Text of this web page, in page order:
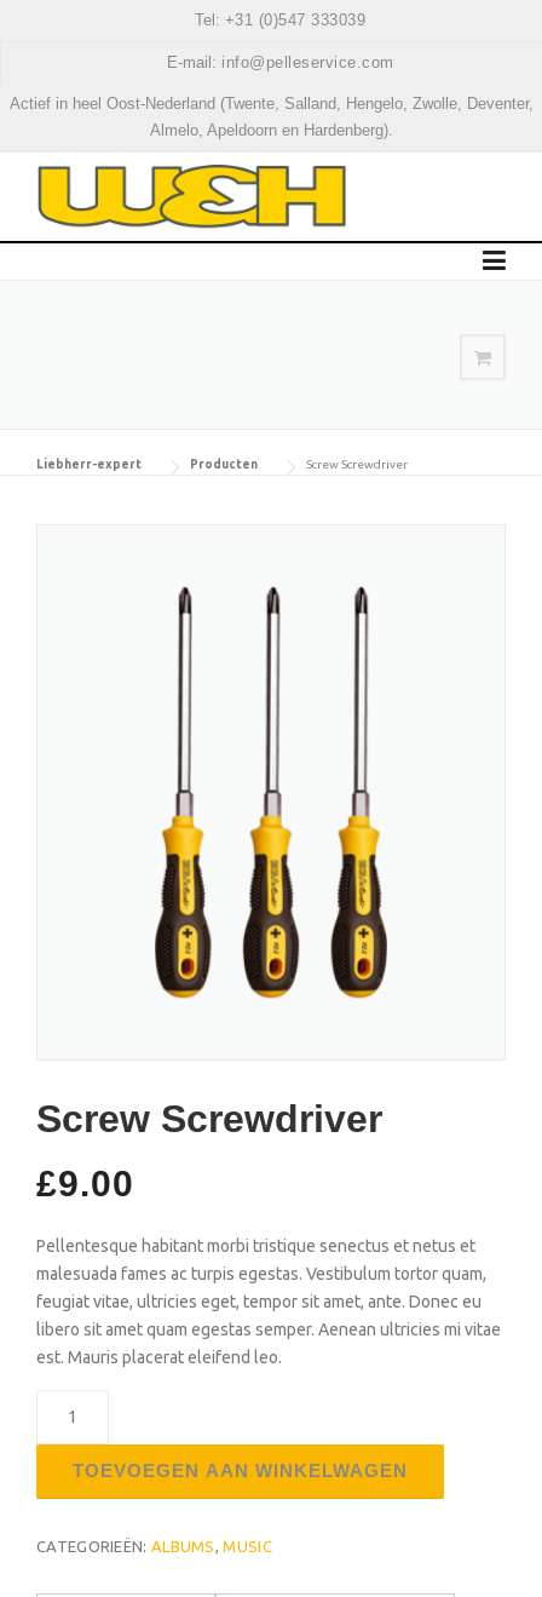
Tel: +31 (0)547 333039
E-mail: info@pelleservice.com
Actief in heel Oost-Nederland (Twente, Salland, Hengelo, Zwolle, Deventer,
Almelo, Apeldoorn en Hardenberg).
Liebherr-expert Producten Screw Screwdriver
Screw Screwdriver
£9.00
Pellentesque habitant morbi tristique senectus et netus et
malesuada fames ac turpis egestas. Vestibulum tortor quam,
feugiat vitae, ultricies eget, tempor sit amet, ante. Donec eu
libero sit amet quam egestas semper. Aenean ultricies mi vitae
est. Mauris placerat eleifend leo.
TOEVOEGEN AAN WINKELWAGEN
CATEGORIEËN: ALBUMS,MUSIC